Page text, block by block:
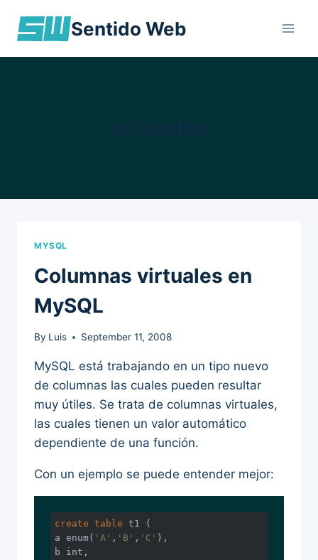
Sentido Web
MYSQL
Columnas virtuales en
MySQL
By Luis September 11, 2008
MySQL está trabajando en un tipo nuevo
de columnas las cuales pueden resultar
muy útiles. Se trata de columnas virtuales,
las cuales tienen un valor automático
dependiente de una función.
Con un ejemplo se puede entender mejor:
create table t1 (
a enum( 'A' , 'B' , 'C' ),
b int ,